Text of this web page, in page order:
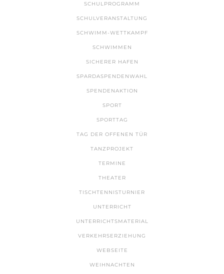
SCHULPROGRAMM
SCHULVERANSTALTUNG
SCHWIMM-WETTKAMPF
SCHWIMMEN
SICHERER HAFEN
SPARDASPENDENWAHL
SPENDENAKTION
SPORT
SPORTTAG
TAG DER OFFENEN TÜR
TANZPROJEKT
TERMINE
THEATER
TISCHTENNISTURNIER
UNTERRICHT
UNTERRICHTSMATERIAL
VERKEHRSERZIEHUNG
WEBSEITE
WEIHNACHTEN